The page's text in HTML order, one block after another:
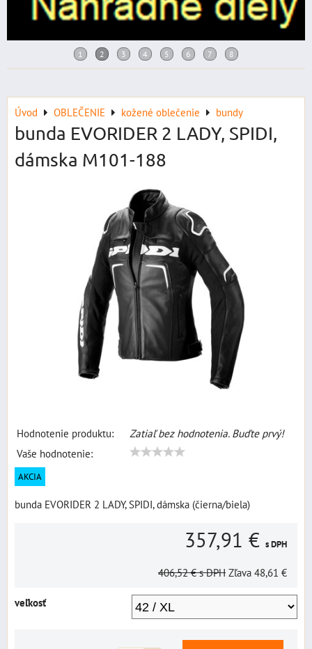
Úvod OBLEČENIE kožené oblečenie bundy
bunda EVORIDER 2 LADY, SPIDI,
dámska M101-188
Hodnotenie produktu:
Zatiaľ bez hodnotenia. Buďte prvý!
Vaše hodnotenie:
AKCIA
bunda EVORIDER 2 LADY, SPIDI, dámska (čierna/biela)
357,91 € s DPH
406,52 € s DPH Zľava 48,61 €
veľkosť